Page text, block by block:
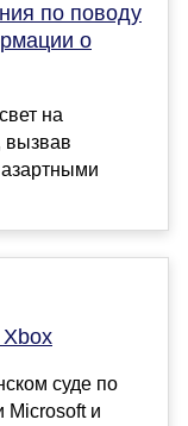
по поводу
о
на
вызвав
суде по
Microsoft и